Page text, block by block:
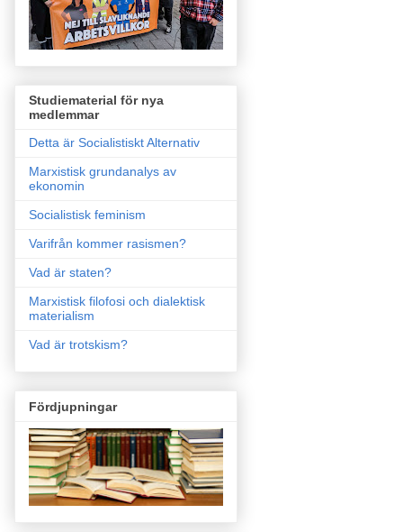
Studiematerial för nya
medlemmar
Detta är Socialistiskt Alternativ
Marxistisk grundanalys av
ekonomin
Socialistisk feminism
Varifrån kommer rasismen?
Vad är staten?
Marxistisk filofosi och dialektisk
materialism
Vad är trotskism?
Fördjupningar